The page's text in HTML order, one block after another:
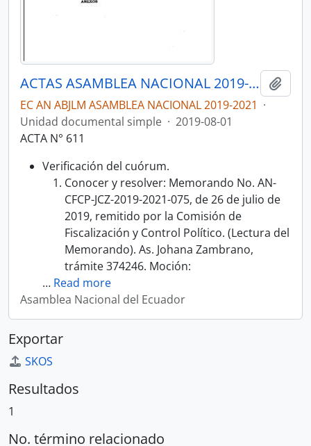
ACTAS ASAMBLEA NACIONAL 2019-2021
EC AN ABJLM ASAMBLEA NACIONAL 2019-2021 ·
Unidad documental simple · 2019-08-01
ACTA N° 611
Verificación del cuórum.
Conocer y resolver: Memorando No. AN-
CFCP-JCZ-2019-2021-075, de 26 de julio de
2019, remitido por la Comisión de
Fiscalización y Control Político. (Lectura del
Memorando). As. Johana Zambrano,
trámite 374246. Moción:
… Read more
Asamblea Nacional del Ecuador
Exportar
SKOS
Resultados
1
No. término relacionado